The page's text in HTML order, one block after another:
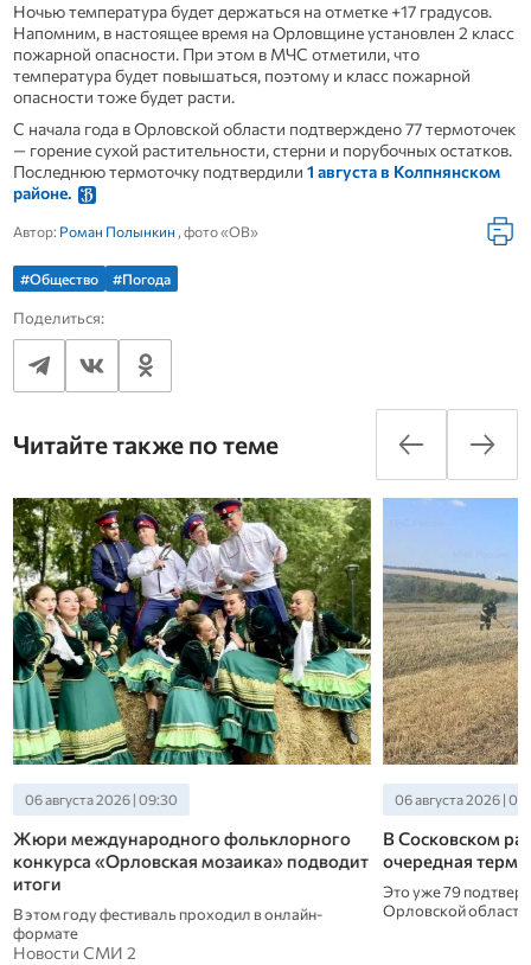
Ночью температура будет держаться на отметке +17 градусов.
Напомним, в настоящее время на Орловщине установлен 2 класс
пожарной опасности. При этом в МЧС отметили, что
температура будет повышаться, поэтому и класс пожарной
опасности тоже будет расти.
С начала года в Орловской области подтверждено 77 термоточек
— горение сухой растительности, стерни и порубочных остатков.
Последнюю термоточку подтвердили 1 августа в Колпнянском
районе.
Автор: Роман Полынкин , фото «ОВ»
#Общество #Погода
Поделиться:
Читайте также по теме
06 августа 2026 | 09:30
Жюри международного фольклорного
конкурса «Орловская мозаика» подводит
итоги
В этом году фестиваль проходил в онлайн-
формате
06 августа 2026 |
В Сосковском
очередная
Это уже 79
Орловской области
Новости СМИ 2